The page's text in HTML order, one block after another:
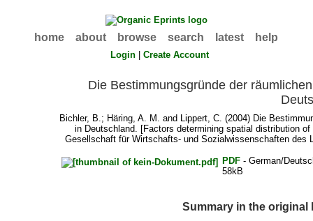
home about browse search latest help
Login |Create Account
Die Bestimmungsgründe der
Bichler, B.; Häring, A. M. and Lippert, C. (2004) Die
in Deutschland. [Factors determining spatial distribution
Gesellschaft für Wirtschafts- und Sozialwissenschaften des
PDF - German/
58kB
Summary in the original